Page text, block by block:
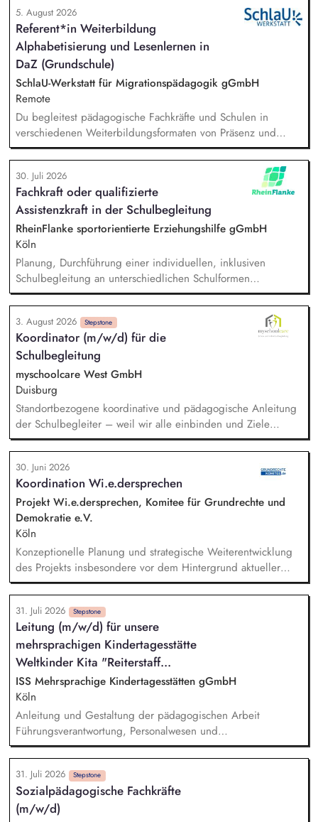
5. August 2026
Referent*in Weiterbildung
Alphabetisierung und Lesenlernen in
DaZ (Grundschule)
SchlaU-Werkstatt für Migrationspädagogik gGmbH
Remote
Du begleitest pädagogische Fachkräfte und Schulen in
verschiedenen Weiterbildungsformaten von Präsenz und
Online-Workshops bis hin zu pädogischen Tagen und erstellst
Online-Selbstlernkurse für unsere Plattform schlau-lernen.org.
Die inhaltlichen Schwerpunkte liegen dabei auf den
Bereichen Lesen lernen, Mehrsprachigkeitsbewusstsein und
Alphabetisierung in der Grundschule.
30. Juli 2026
Fachkraft oder qualifizierte
Assistenzkraft in der Schulbegleitung
RheinFlanke sportorientierte Erziehungshilfe gGmbH
Köln
Planung, Durchführung einer individuellen, inklusiven
Schulbegleitung an unterschiedlichen Schulformen
(Grundschulen und weiterführenden Schulen), individuelle
Unterstützung eines:einer Schüler:in im Unterricht und in den
Pausenzeiten, Beziehungs- und Vertrauensarbeit,
gemeinsames Erarbeiten von Methoden und Strategien mit
den Lehrer:innen und Sonderpädagog:innen, um
Selbstständigkeit und Teilhabe zu fördern.
3. August 2026 Stepstone
Koordinator (m/w/d) für die
Schulbegleitung
myschoolcare West GmbH
Duisburg
Standortbezogene koordinative und pädagogische Anleitung
der Schulbegleiter – weil wir alle einbinden und Ziele
gemeinsam feiern. Verlässliche Ansprechperson für die Ämter
und Schulen sowie für die Erziehungsberechtigten – weil wir
tun, was wir sagen. Kontaktaufnahme zu komplementären
Hilfeeinrichtungen. Regelmäßiges vorbereitendes Daten-
Reporting sowie transparente und zeitnahe Kommunikation
über alle relevanten Entwicklungen. Teilnahme an
Familienbesuchen und Netzwerktreffen. Vorbereitung und
Teilnahme an Hilfeplanungen. Proaktives Netzwerken in
verschiedenen Anlaufstellen.
30. Juni 2026
Koordination Wi.e.dersprechen
Projekt Wi.e.dersprechen, Komitee für Grundrechte und
Demokratie e.V.
Köln
Konzeptionelle Planung und strategische Weiterentwicklung
des Projekts insbesondere vor dem Hintergrund aktueller
politischer Entwicklungen in den Projektregionen,
Öffentlichkeitsarbeit Print und web in Deutsch und Englisch,
Vertretung des Projekts bei Vorträgen, Netzwerk- u.
Fundraisingveranstaltungen, Weiterentwicklung des
Privatspendenfundraisings, regelmäßige Kommunikation mit
und das Gewinnen von (neuen) Spender*innen, Organisation
und Begleitung der etwa jährlich stattfindenden
Dialogseminare.
31. Juli 2026 Stepstone
Leitung (m/w/d) für unsere
mehrsprachigen Kindertagesstätte
Weltkinder Kita "Reiterstaff...
ISS Mehrsprachige Kindertagesstätten gGmbH
Köln
Anleitung und Gestaltung der pädagogischen Arbeit
Führungsverantwortung, Personalwesen und
Personalentwicklung Steuerung und Verwaltung der
Kindertagesstätte Zusammenarbeit mit dem Träger
Zusammenarbeit mit Eltern Zusammenarbeit und Vernetzung
mit anderen Institutionen Öffentlichkeitsarbeit und
Außenvertretung
31. Juli 2026 Stepstone
Sozialpädagogische Fachkräfte
(m/w/d)